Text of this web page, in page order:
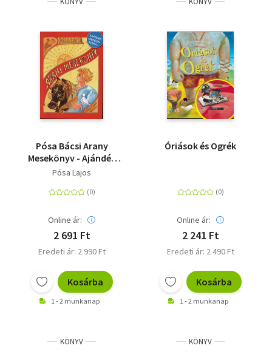
Pósa Bácsi Arany
Mesekönyv - Ajándék
hangoskönyvvel
Pósa Lajos
Online ár:
2 691 Ft
Eredeti ár: 2 990 Ft
Kosárba
1 - 2 munkanap
Óriások és Ogrék
Online ár:
2 241 Ft
Eredeti ár: 2 490 Ft
Kosárba
1 - 2 munkanap
KÖNYV KÖNYV